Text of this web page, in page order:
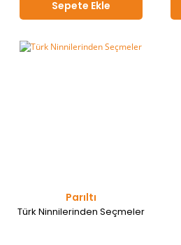
Sepete Ekle
Parıltı
Türk Ninnilerinden Seçmeler